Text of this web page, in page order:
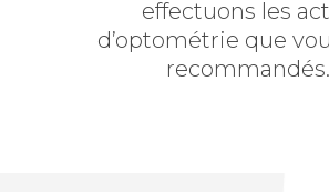
effectuons les
d’optométrie que
recommandés.